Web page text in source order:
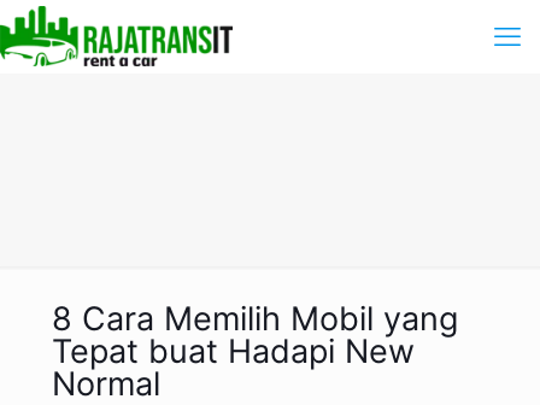
8 Cara Memilih Mobil yang
Tepat buat Hadapi New
Normal